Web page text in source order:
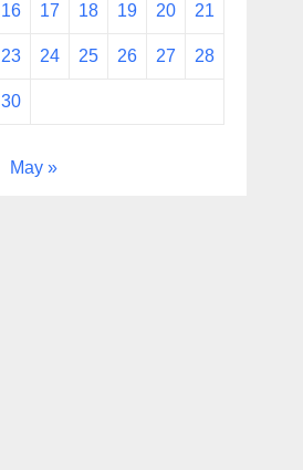
16 17 18 19 20 21
23 24 25 26 27 28
30
May »